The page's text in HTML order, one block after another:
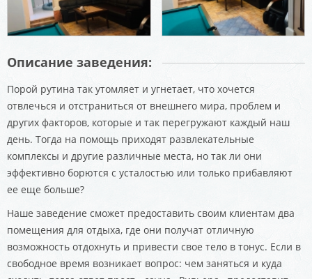
Описание заведения:
Порой рутина так утомляет и угнетает, что хочется
отвлечься и отстраниться от внешнего мира, проблем и
других факторов, которые и так перегружают каждый наш
день. Тогда на помощь приходят развлекательные
комплексы и другие различные места, но так ли они
эффективно борются с усталостью или только прибавляют
ее еще больше?
Наше заведение сможет предоставить своим клиентам два
помещения для отдыха, где они получат отличную
возможность отдохнуть и привести свое тело в тонус. Если в
свободное время возникает вопрос: чем заняться и куда